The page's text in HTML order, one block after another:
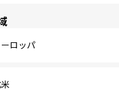
ロッパ